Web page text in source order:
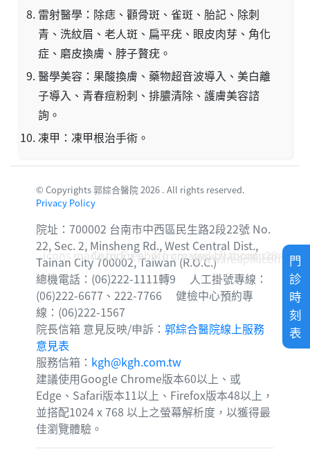
雷射醫學：除痣、顴骨斑、雀斑、胎記、除刺
青、洗紋眉、老人斑、扁平疣、眼皮肉芽、角化
症、磨皮換膚、脖子贅疣。
醫學美容：果酸換膚、藥物超音波導入、美白離
子導入、青春痘粉刺、排膿清除、護膚美容諮
詢。
凍甲：凍甲根治手術。
© Copyrights 郭綜合醫院 2026 . All rights reserved.
Privacy Policy
院址：700002 台南市中西區民生路2段22號 No.
22, Sec. 2, Minsheng Rd., West Central Dist.,
Tainan City 700002, Taiwan (R.O.C.)
總機電話：(06)222-1111轉9 人工掛號專線：
(06)222-6677、222-7766 健檢中心預約專
線：(06)222-1567
院長信箱 意見反映/申訴：郭綜合醫院線上服務
意見表
服務信箱： kgh@kgh.com.tw
建議使用Google Chrome版本60以上、或
Edge、Safari版本11以上、Firefox版本48以上，
並搭配1024 x 768 以上之螢幕解析度，以獲得最
佳瀏覽體驗。
Icons made byFreepikfromwww.flaticon.com
Corridor photo created by topntp26 -
www.freepik.com 門
診
時
刻
表